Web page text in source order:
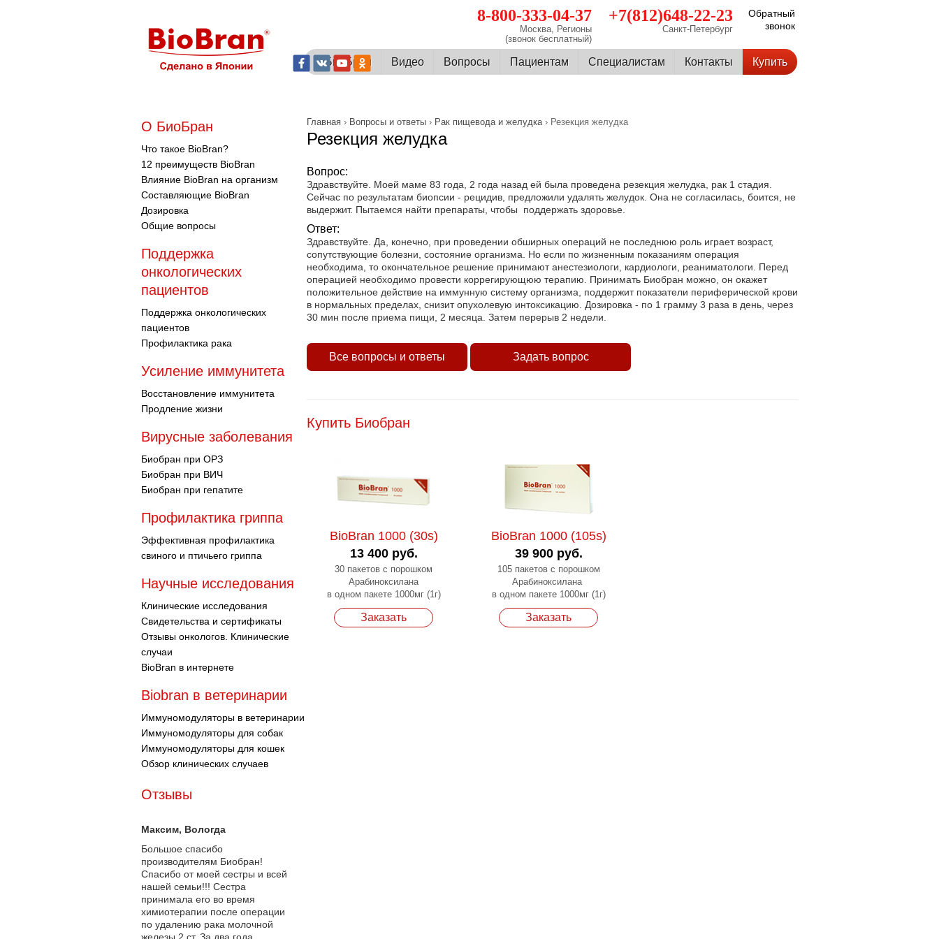
Обратный
звонок
+7(812)648-22-23
Санкт-Петербург
8-800-333-04-37
Москва, Регионы
(звонок бесплатный)
О БиоБран Видео Вопросы Пациентам Cпециалистам Контакты Купить
Главная › Вопросы и ответы › Рак пищевода и желудка› Резекция желудка
Резекция желудка
Вопрос:
Здравствуйте. Моей маме 83 года, 2 года назад ей была проведена резекция желудка, рак 1 стадия.
Сейчас по результатам биопсии - рецидив, предложили удалять желудок. Она не согласилась, боится, не
выдержит. Пытаемся найти препараты, чтобы поддержать здоровье.
Ответ:
Здравствуйте. Да, конечно, при проведении обширных операций не последнюю роль играет возраст,
сопутствующие болезни, состояние организма. Но если по жизненным показаниям операция
необходима, то окончательное решение принимают анестезиологи, кардиологи, реаниматологи. Перед
операцией необходимо провести коррегирующюю терапию. Принимать Биобран можно, он окажет
положительное действие на иммунную систему организма, поддержит показатели периферической крови
в нормальных пределах, снизит опухолевую интоксикацию. Дозировка - по 1 грамму 3 раза в день, через
30 мин после приема пищи, 2 месяца. Затем перерыв 2 недели.
Все вопросы и ответы Задать вопрос
Купить Биобран
BioBran 1000 (30s)
13 400 руб.
30 пакетов с порошком
Арабиноксилана
в одном пакете 1000мг (1г)
Заказать
BioBran 1000 (105s)
39 900 руб.
105 пакетов с порошком
Арабиноксилана
в одном пакете 1000мг (1г)
Заказать
О БиоБран
Что такое BioBran?
12 преимуществ BioBran
Влияние BioBran на организм
Составляющие BioBran
Дозировка
Общие вопросы
Поддержка
онкологических
пациентов
Поддержка онкологических
пациентов
Профилактика рака
Усиление иммунитета
Восстановление иммунитета
Продление жизни
Вирусные заболевания
Биобран при ОРЗ
Биобран при ВИЧ
Биобран при гепатите
Профилактика гриппа
Эффективная профилактика
свиного и птичьего гриппа
Научные исследования
Клинические исследования
Свидетельства и сертификаты
Отзывы онкологов. Клинические
случаи
BioBran в интернете
Biobran в ветеринарии
Иммуномодуляторы в ветеринарии
Иммуномодуляторы для собак
Иммуномодуляторы для кошек
Обзор клинических случаев
Отзывы
Максим, Вологда
Большое спасибо
производителям Биобран!
Спасибо от моей сестры и всей
нашей семьи!!! Сестра
принимала его во время
химиотерапии после операции
по удалению рака молочной